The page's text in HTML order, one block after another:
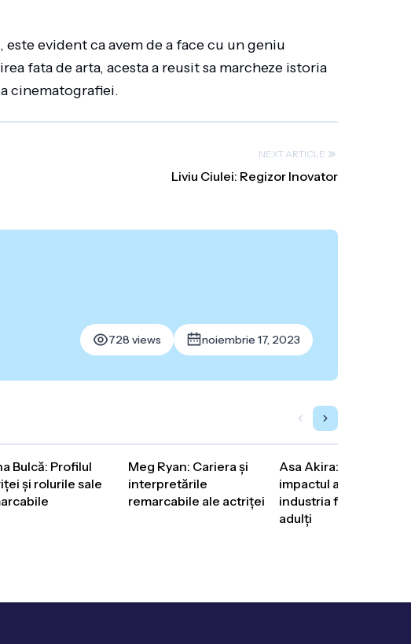
este evident ca avem de a face cu un geniu
fata de arta, acesta a reusit sa marcheze istoria
cinematografiei.
NEXT ARTICLE
Liviu Ciulei: Regizor Inovator
728 views noiembrie 17, 2023
Bulcă: Profilul
și rolurile sale
Meg Ryan: Cariera și
interpretările
remarcabile ale actriței
Asa Akira: Cariera și
impactul actriței în
industria filmului pentru
adulți